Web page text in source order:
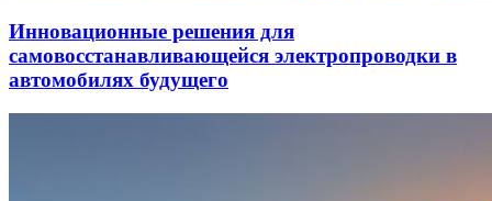
Инновационные решения для
самовосстанавливающейся электропроводки в
автомобилях будущего